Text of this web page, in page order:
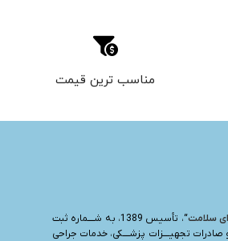
مناسب ترین قیمت
سلامت
“، تأسیس 1389، به شــــماره ثبت
و صادرات تجهیــــزات پزشــــکی، خدمات جراحی